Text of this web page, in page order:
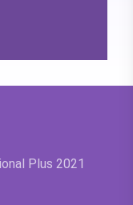
Plus 2021